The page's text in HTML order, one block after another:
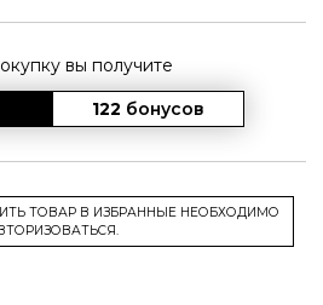
вы получите
122 бонусов
ТОВАР В ИЗБРАННЫЕ НЕОБХОДИМО